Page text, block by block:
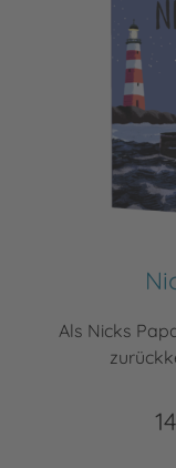
Als Nicks